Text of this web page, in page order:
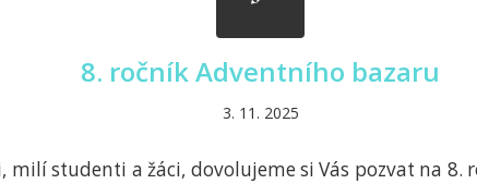
8. ročník Adventního bazaru
3. 11. 2025
milí studenti a žáci, dovolujeme si Vás pozvat na 8.